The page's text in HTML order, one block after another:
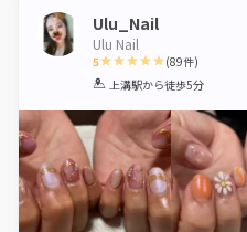
Ulu_Nail
Ulu Nail
5
1 2 3 4 5
(89件)
上溝駅から徒歩5分